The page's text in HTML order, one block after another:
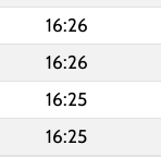
16:26
16:26
16:25
16:25